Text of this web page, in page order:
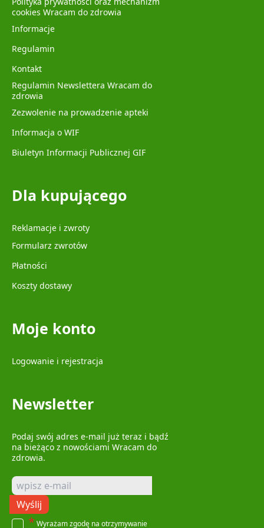
cookies Wracam do zdrowia
Informacje
Regulamin
Kontakt
Regulamin Newslettera Wracam do
zdrowia
Zezwolenie na prowadzenie apteki
Informacja o WIF
Biuletyn Informacji Publicznej GIF
Dla kupującego
Reklamacje i zwroty
Formularz zwrotów
Płatności
Koszty dostawy
Moje konto
Logowanie i rejestracja
Newsletter
Podaj swój adres e-mail już teraz i bądź
na bieżąco z nowościami Wracam do
zdrowia.
Wyślij
* Wyrażam zgodę na otrzymywanie